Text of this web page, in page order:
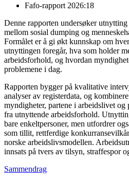
Fafo-rapport 2026:18
Denne rapporten undersøker
mellom sosial dumping og
Formålet er å gi økt kunnskap om
utnyttingen foregår, hva som holder
arbeidsforhold, og hvordan
problemene i dag.
Rapporten bygger på kvalitative
analyser av registerdata, og
myndigheter, partene i arbeidslivet og
fra utnyttende arbeidsforhold.
bare enkeltpersoner, men utfordrer
som tillit, rettferdige
norske arbeidslivsmodellen.
innsats på tvers av tilsyn, straffespor
Sammendrag